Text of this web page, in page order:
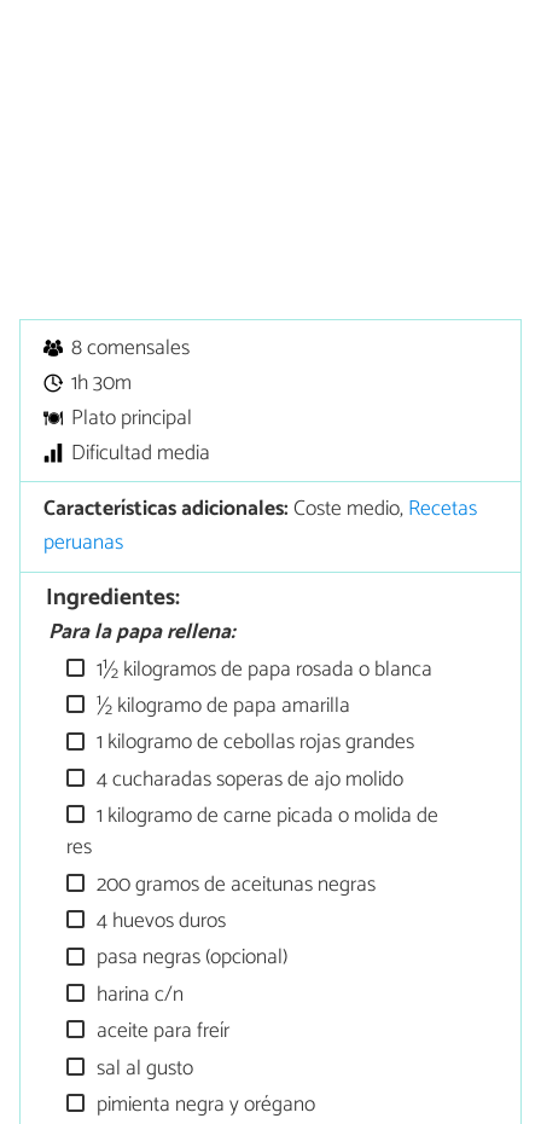
8 comensales
1h 30m
Plato principal
Dificultad media
Características adicionales:Coste medio,Recetas
peruanas
Ingredientes:
Para la papa rellena:
1½ kilogramos de papa rosada o blanca
½ kilogramo de papa amarilla
1 kilogramo de cebollas rojas grandes
4 cucharadas soperas de ajo molido
1 kilogramo de carne picada o molida de
res
200 gramos de aceitunas negras
4 huevos duros
pasa negras (opcional)
harina c/n
aceite para freír
sal al gusto
pimienta negra y orégano